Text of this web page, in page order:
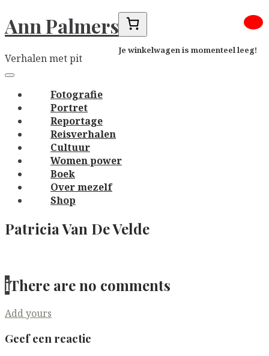
Skip
to
Ann Palmers
Verhalen met pit
navigation
Menu
Fotografie
Portret
Reportage
Reisverhalen
Cultuur
Women power
Boek
Over mezelf
Shop
Je winkelwagen is momenteel leeg!
Patricia Van De Velde
iThere are no comments
Add yours
Geef een reactie